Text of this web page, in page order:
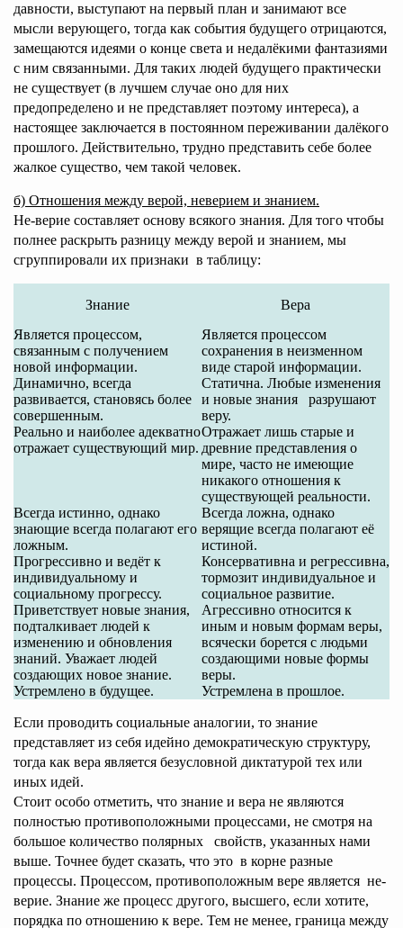
давности, выступают на первый план и занимают все
мысли верующего, тогда как события будущего отрицаются,
замещаются идеями о конце света и недалёкими фантазиями
с ним связанными. Для таких людей будущего практически
не существует (в лучшем случае оно для них
предопределено и не представляет поэтому интереса), а
настоящее заключается в постоянном переживании далёкого
прошлого. Действительно, трудно представить себе более
жалкое существо, чем такой человек.
б) Отношения между верой, неверием и знанием.
Не-верие составляет основу всякого знания. Для того чтобы
полнее раскрыть разницу между верой и знанием, мы
сгруппировали их признаки в таблицу:
Знание
Вера
Является процессом,
связанным с получением
новой информации.
Является процессом
сохранения в неизменном
виде старой информации.
Динамично, всегда
развивается, становясь более
совершенным.
Статична. Любые изменения
и новые знания разрушают
веру.
Реально и наиболее адекватно
отражает существующий мир.
Отражает лишь старые и
древние представления о
мире, часто не имеющие
никакого отношения к
существующей реальности.
Всегда истинно, однако
знающие всегда полагают его
ложным.
Всегда ложна, однако
верящие всегда полагают её
истиной.
Прогрессивно и ведёт к
индивидуальному и
социальному прогрессу.
Консервативна и регрессивна,
тормозит индивидуальное и
социальное развитие.
Приветствует новые знания,
подталкивает людей к
изменению и обновления
знаний. Уважает людей
создающих новое знание.
Агрессивно относится к
иным и новым формам веры,
всячески борется с людьми
создающими новые формы
веры.
Устремлено в будущее.
Устремлена в прошлое.
Если проводить социальные аналогии, то знание
представляет из себя идейно демократическую структуру,
тогда как вера является безусловной диктатурой тех или
иных идей.
Стоит особо отметить, что знание и вера не являются
полностью противоположными процессами, не смотря на
большое количество полярных свойств, указанных нами
выше. Точнее будет сказать, что это в корне разные
процессы. Процессом, противоположным вере является не-
верие. Знание же процесс другого, высшего, если хотите,
порядка по отношению к вере. Тем не менее, граница между